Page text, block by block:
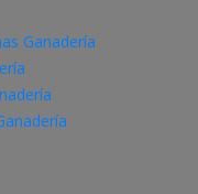
Ganadería